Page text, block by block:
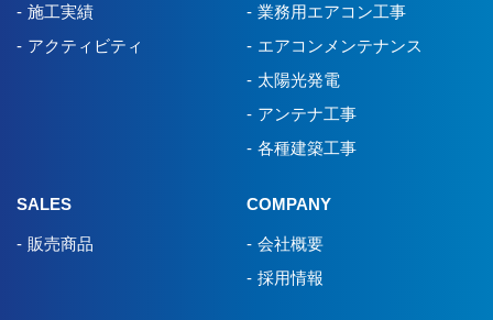
施工実績
アクティビティ
業務用エアコン工事
エアコンメンテナンス
太陽光発電
アンテナ工事
各種建築工事
SALES
販売商品
COMPANY
会社概要
採用情報